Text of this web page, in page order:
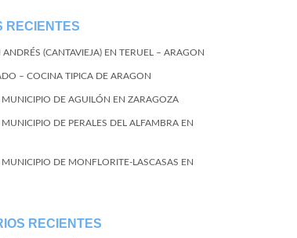
RECIENTES
ANDRÉS (CANTAVIEJA) EN TERUEL – ARAGON
– COCINA TIPICA DE ARAGON
MUNICIPIO DE AGUILÓN EN ZARAGOZA
DE PERALES DEL ALFAMBRA EN
DE MONFLORITE-LASCASAS EN
RECIENTES